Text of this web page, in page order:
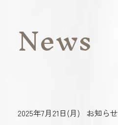
Model Course
Activity
News
2025年7月21日(月) お知らせ